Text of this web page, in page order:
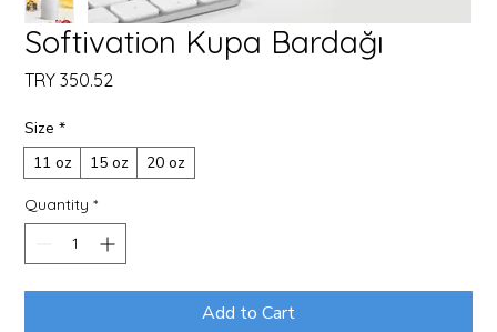
Softivation Kupa Bardağı
TRY 350.52
Size *
11 oz
15 oz 20 oz
Quantity *
Add to Cart